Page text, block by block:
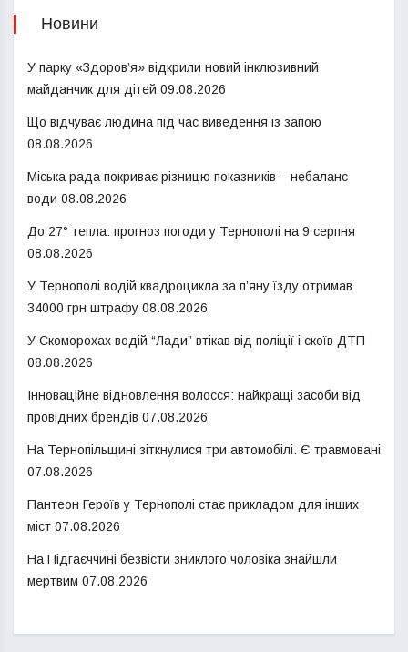
Новини
У парку «Здоров’я» відкрили новий інклюзивний
майданчик для дітей 09.08.2026
Що відчуває людина під час виведення із запою
08.08.2026
Міська рада покриває різницю показників – небаланс
води 08.08.2026
До 27° тепла: прогноз погоди у Тернополі на 9 серпня
08.08.2026
У Тернополі водій квадроцикла за п’яну їзду отримав
34000 грн штрафу 08.08.2026
У Скоморохах водій “Лади” втікав від поліції і скоїв ДТП
08.08.2026
Інноваційне відновлення волосся: найкращі засоби від
провідних брендів 07.08.2026
На Тернопільщині зіткнулися три автомобілі. Є травмовані
07.08.2026
Пантеон Героїв у Тернополі стає прикладом для інших
міст 07.08.2026
На Підгаєччині безвісти зниклого чоловіка знайшли
мертвим 07.08.2026